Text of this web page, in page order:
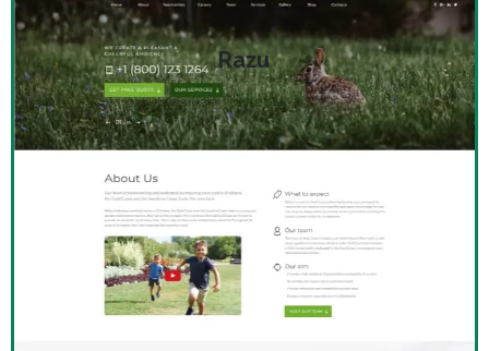
Razu